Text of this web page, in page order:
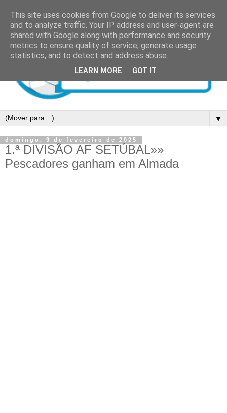
▼
domingo, 9 de fevereiro de 2025
1.ª DIVISÃO AF SETÚBAL»»
Pescadores ganham em Almada
This site uses cookies from Google to deliver its services
and to analyze traffic. Your IP address and user-agent are
shared with Google along with performance and security
metrics to ensure quality of service, generate usage
statistics, and to detect and address abuse.
LEARN MORE GOT IT